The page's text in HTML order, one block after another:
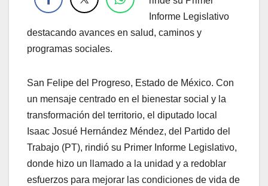
Informe Legislativo
destacando avances en salud, caminos y
programas sociales.
San Felipe del Progreso, Estado de México. Con
un mensaje centrado en el bienestar social y la
transformación del territorio, el diputado local
Isaac Josué Hernández Méndez, del Partido del
Trabajo (PT), rindió su Primer Informe Legislativo,
donde hizo un llamado a la unidad y a redoblar
esfuerzos para mejorar las condiciones de vida de